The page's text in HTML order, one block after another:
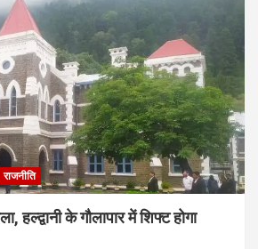
राजनीति
हल्द्वानी के गौलापार में शिफ्ट होगा